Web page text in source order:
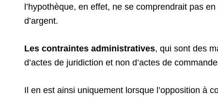
l’hypothèque, en effet, ne se comprendrait pas
d’argent.
Les contraintes administratives, qui sont des
d’actes de juridiction et non d’actes de
Il en est ainsi uniquement lorsque l’opposition à